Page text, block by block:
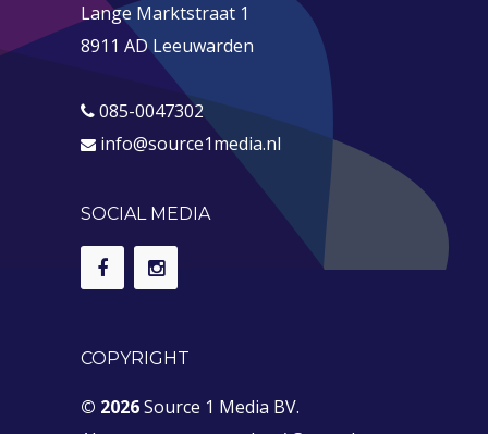
Lange Marktstraat 1
8911 AD Leeuwarden
085-0047302
info@source1media.nl
SOCIAL MEDIA
COPYRIGHT
© 2026Source 1 Media BV.